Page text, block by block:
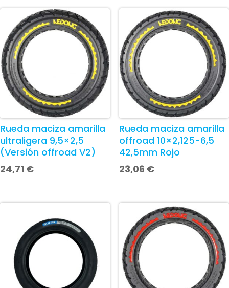
Rueda maciza amarilla
ultraligera 9,5×2,5
(Versión offroad V2)
24,71 €
Rueda maciza amarilla
offroad 10×2,125-6,5
42,5mm Rojo
23,06 €